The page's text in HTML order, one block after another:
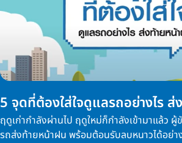
5 จุดที่ต้องใส่ใจดูแลรถอย่างไร
ฤดูเก่ากำลังผ่านไป ฤดูใหม่ก็กำลังเข้ามาแล้ว
รถส่งท้ายหน้าฝน พร้อมต้อนรับลบหนาวได้อย่า